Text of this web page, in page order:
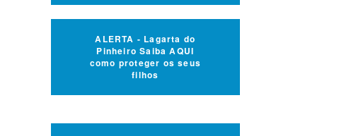
ALERTA - Lagarta do
Pinheiro Saiba AQUI
como proteger os seus
filhos